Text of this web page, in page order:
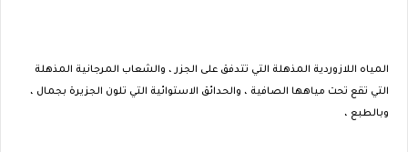
المياه اللازوردية المذهلة التي تتدفق على الجزر ، والشعاب المرجانية المذهلة
التي تقع تحت مياهها الصافية ، والحدائق الاستوائية التي تلون الجزيرة بجمال ،
وبالطبع ،